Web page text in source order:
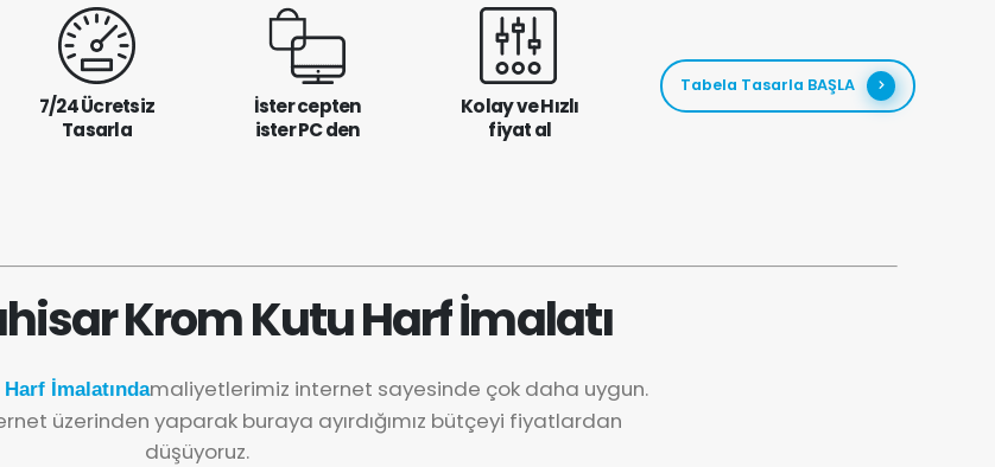
7/24 Ücretsiz
Tasarla
İster cepten
ister PC den
Kolay ve Hızlı
fiyat al
Tabela Tasarla BAŞLA
Krom Kutu Harf İmalatı
İmalatındamaliyetlerimiz internet sayesinde çok daha uygun.
üzerinden yaparak buraya ayırdığımız bütçeyi fiyatlardan
düşüyoruz.